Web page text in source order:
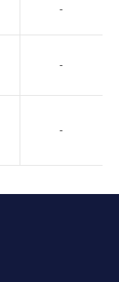
-
-
-